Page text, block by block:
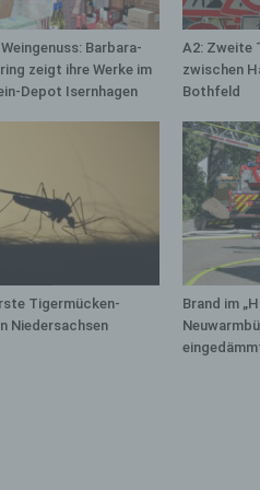
Barbara-
zeigt ihre Werke im
Depot Isernhagen
A2: Zweite
zwischen
Bothfeld
Tigermücken-
Niedersachsen
Brand im